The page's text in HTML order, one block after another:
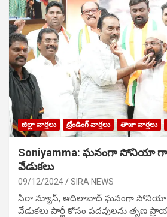
జిల్లా వార్తలు ట్రేండింగ్ వార్తలు తాజా వార్తలు
Soniyamma: ఘ‌నంగా సోనియా
వేడుక‌లు
09/12/2024 SIRA NEWS
సిరా న్యూస్, ఆదిలాబాద్ ఘ‌నంగా సోనియా
వేడుక‌లు పార్టీ కోసం ప‌ద‌వుల‌ను తృణ